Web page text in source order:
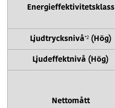
Energieffektivitetsklass
Ljudtrycksnivå*2(Hög)
Ljudeffektnivå (Hög)
Nettomått